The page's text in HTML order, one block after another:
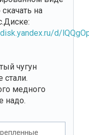
на
d/
чугун
стали.
медного
надо.